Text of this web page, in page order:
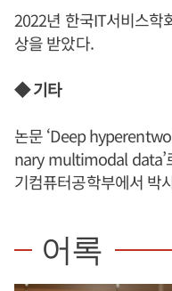
2022년 한국IT서비스학
상을 받았다.
◆ 기타
논문 ‘Deep
nary multimodal data’
기컴퓨터공학부에서 박
어록